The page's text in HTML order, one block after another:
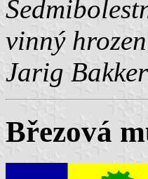
vinný
Jarig Bakker
Březová